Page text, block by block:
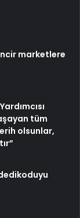
marketlere
tüm
olsunlar,